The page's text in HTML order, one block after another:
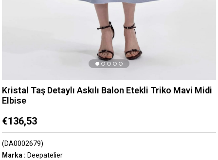
Kristal Taş Detaylı Askılı Balon Etekli Triko Mavi Midi
Elbise
€136,53
(DA0002679)
Marka : Deepatelier